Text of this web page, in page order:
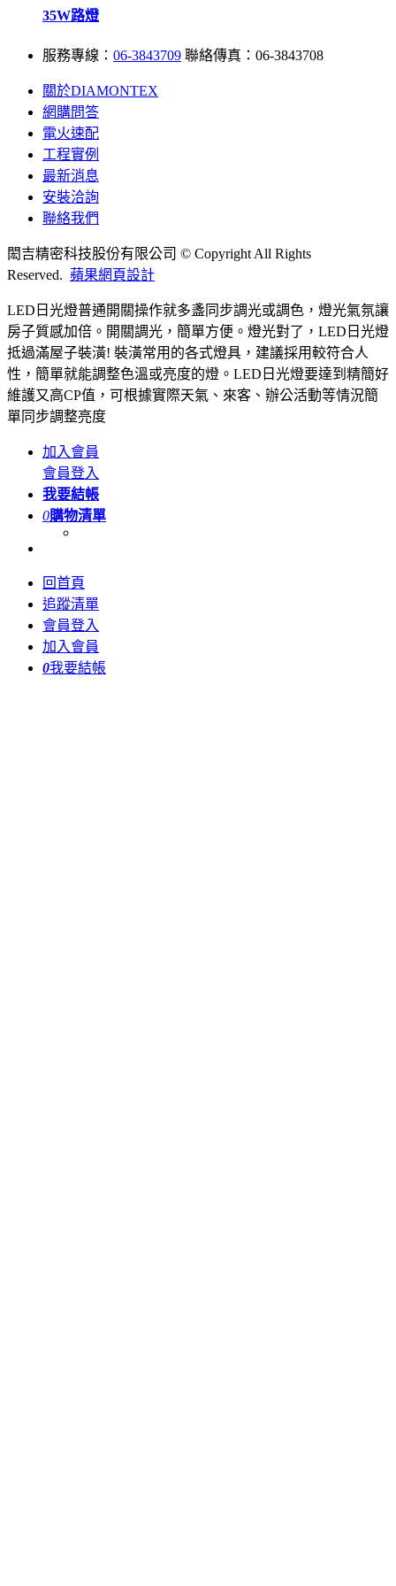
35W路燈
服務專線： 06-3843709 聯絡傳真：06-3843708
關於DIAMONTEX
網購問答
電火速配
工程實例
最新消息
安裝洽詢
聯絡我們
閎吉精密科技股份有限公司 © Copyright All Rights
Reserved. 蘋果網頁設計
LED日光燈普通開關操作就多盞同步調光或調色，燈光氣氛讓
房子質感加倍。開關調光，簡單方便。燈光對了，LED日光燈
抵過滿屋子裝潢! 裝潢常用的各式燈具，建議採用較符合人
性，簡單就能調整色溫或亮度的燈。LED日光燈要達到精簡好
維護又高CP值，可根據實際天氣、來客、辦公活動等情況簡
單同步調整亮度
加入會員
會員登入
我要結帳
0購物清單
回首頁
追蹤清單
會員登入
加入會員
0我要結帳